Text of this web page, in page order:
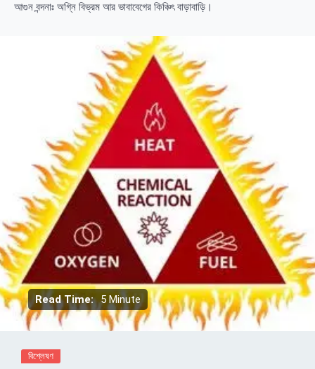
আগুন বন্দনাঃ অগ্নি বিভ্রম আর ভাবাবেগের কিঞ্চিৎ বাড়াবাড়ি।
Read Time: 5 Minute
বিশ্লেষণ